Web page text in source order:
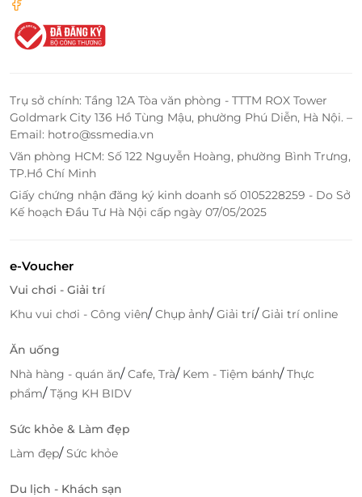
Đặt e-Voucher tẩy trắng răng White
Smile ưu đãi cùng LifeLink
Vì sao nên đặt e-Voucher qua LifeLink?
Đặt mua nhanh chóng, tiện lợi
Giá ưu đãi giúp tiết kiệm chi phí
Thường xuyên cập nhật nhiều deal chăm sóc
sức khỏe hấp dẫn
Tự tin nở nụ cười trắng sáng mỗi ngày
Với dịch vụ tẩy trắng răng tại Nha Khoa Thẩm Mỹ
một cách an toàn và hiệu quả. Đặt e-Voucher ngay
trênLifeLinkđể sẵn sàng sở hữu hàm răng trắng
sáng, giúp bạn tự tin hơn trong công việc và cuộc
Trụ sở chính: Tầng 12A Tòa văn phòng - TTTM ROX Tower
Goldmark City 136 Hồ Tùng Mậu, phường Phú Diễn, Hà Nội. –
Email: hotro@ssmedia.vn
Văn phòng HCM: Số 122 Nguyễn Hoàng, phường Bình Trưng,
TP.Hồ Chí Minh
Giấy chứng nhận đăng ký kinh doanh số 0105228259 - Do Sở
Kế hoạch Đầu Tư Hà Nội cấp ngày 07/05/2025
e-Voucher
Vui chơi - Giải trí
Khu vui chơi - Công viên/Chụp ảnh/Giải trí/Giải trí online
Ăn uống
Nhà hàng - quán ăn/Cafe, Trà/ Kem - Tiệm bánh/Thực
phẩm/Tặng KH BIDV
Sức khỏe & Làm đẹp
Làm đẹp/Sức khỏe
Du lịch - Khách sạn